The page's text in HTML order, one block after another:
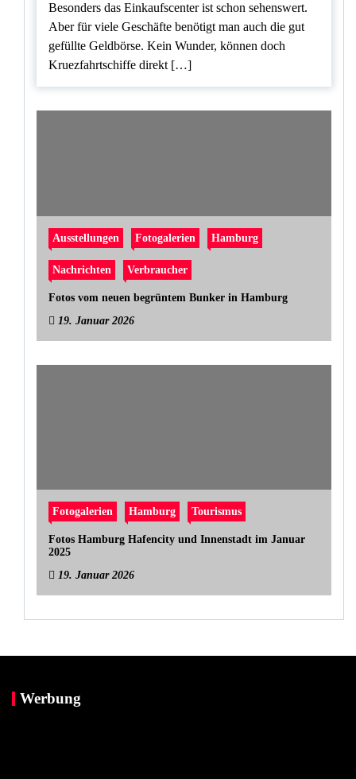
Besonders das Einkaufscenter ist schon sehenswert.
Aber für viele Geschäfte benötigt man auch die gut
gefüllte Geldbörse. Kein Wunder, können doch
Kruezfahrtschiffe direkt […]
Ausstellungen Fotogalerien Hamburg
Nachrichten Verbraucher
Fotos vom neuen begrüntem Bunker in Hamburg
19. Januar 2026
Fotogalerien Hamburg Tourismus
Fotos Hamburg Hafencity und Innenstadt im Januar
2025
19. Januar 2026
Werbung